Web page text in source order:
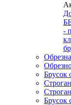
-
Брусок
Брусок